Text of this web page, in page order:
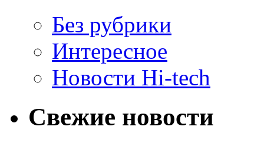
Без рубрики
Интересное
Новости Hi-tech
Свежие новости